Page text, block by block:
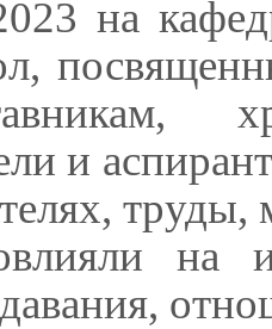
на
и
на